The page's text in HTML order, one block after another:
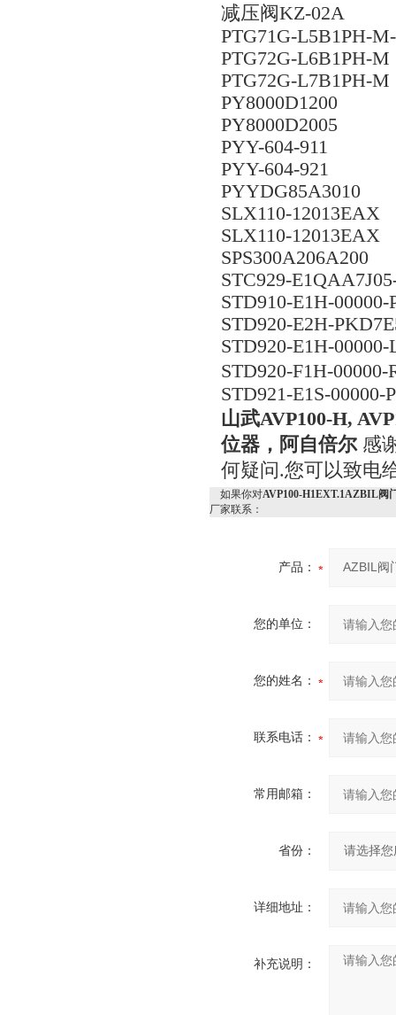
减压阀KZ-02A
PTG71G-L5B1PH-
PTG72G-L6B1PH-M
PTG72G-L7B1PH-M
PY8000D1200
PY8000D2005
PYY-604-911
PYY-604-921
PYYDG85A3010
SLX110-12013EAX
SLX110-12013EAX
SPS300A206A200
STC929-
STD910-E1H-00000-
STD920-E2H-
STD920-E1H-
STD920-F1H-
STD921-E1S-00000-
山武AVP100-H,
位器，阿自倍尔感
何疑问.您可以致电
如果你对AVP100-H1EXT.1AZBIL阀
厂家联系：
产品：
您的单位：
您的姓名：
联系电话：
常用邮箱：
省份：
详细地址：
补充说明：